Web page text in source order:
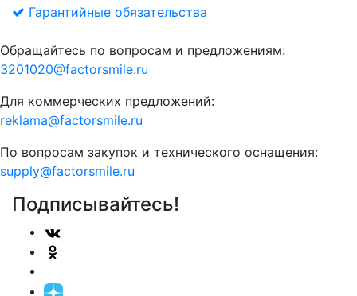
Гарантийные обязательства
Обращайтесь по вопросам и предложениям:
3201020@factorsmile.ru
Для коммерческих предложений:
reklama@factorsmile.ru
По вопросам закупок и технического оснащения:
supply@factorsmile.ru
Подписывайтесь!